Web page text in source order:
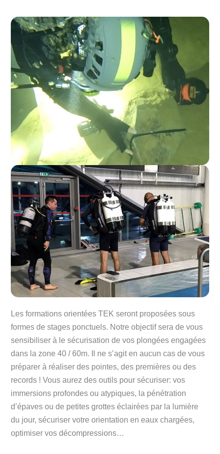
Les formations orientées TEK seront proposées sous
formes de stages ponctuels. Notre objectif sera de vous
sensibiliser à le sécurisation de vos plongées engagées
dans la zone 40 / 60m. Il ne s’agit en aucun cas de vous
préparer à réaliser des pointes, des premières ou des
records ! Vous aurez des outils pour sécuriser: vos
immersions profondes ou atypiques, la pénétration
d’épaves ou de petites grottes éclairées par la lumière
du jour, sécuriser votre orientation en eaux chargées,
optimiser vos décompressions…